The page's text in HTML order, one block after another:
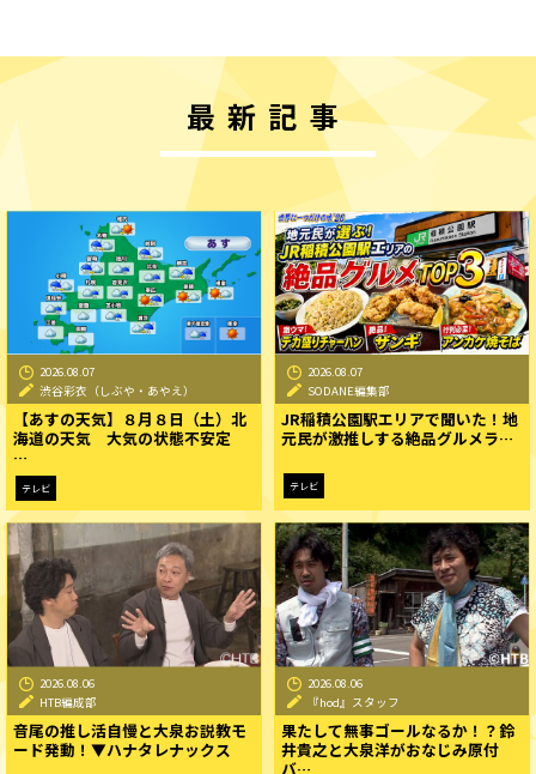
最新記事
2026.08.07
渋谷彩衣（しぶや・あやえ）
【あすの天気】８月８日（土）北
海道の天気 大気の状態不安定
…
テレビ
2026.08.07
SODANE編集部
JR稲積公園駅エリアで聞いた！地
元民が激推しする絶品グルメラ…
テレビ
2026.08.06
HTB編成部
音尾の推し活自慢と大泉お説教モ
ード発動！▼ハナタレナックス
2026.08.06
『hod』スタッフ
果たして無事ゴールなるか！？鈴
井貴之と大泉洋がおなじみ原付
バ…